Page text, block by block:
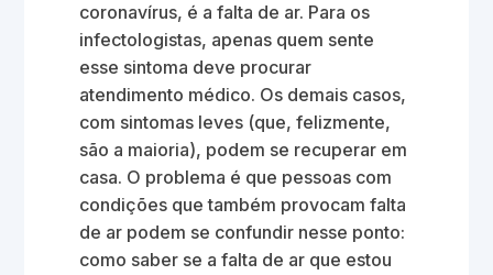
coronavírus, é a falta de ar. Para os
infectologistas, apenas quem sente
esse sintoma deve procurar
atendimento médico. Os demais casos,
com sintomas leves (que, felizmente,
são a maioria), podem se recuperar em
casa. O problema é que pessoas com
condições que também provocam falta
de ar podem se confundir nesse ponto:
como saber se a falta de ar que estou